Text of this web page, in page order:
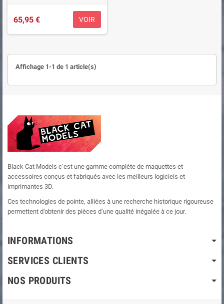
65,95 € VOIR
Affichage 1-1 de 1 article(s)
Black Cat Models c’est une gamme complète de maquettes et
accessoires conçus et fabriqués avec les meilleurs logiciels et
imprimantes 3D.
Ces technologies de pointe, alliées à une recherche historique rigoureuse
permettent d’obtenir des pièces d’une qualité inégalée à ce jour.
INFORMATIONS
SERVICES CLIENTS
NOS PRODUITS